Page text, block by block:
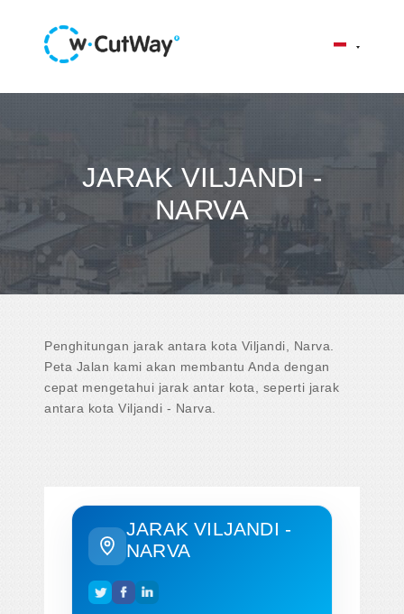
JARAK VILJANDI -
NARVA
Penghitungan jarak antara kota Viljandi, Narva.
Peta Jalan kami akan membantu Anda dengan
cepat mengetahui jarak antar kota, seperti jarak
antara kota Viljandi - Narva.
JARAK VILJANDI -
NARVA